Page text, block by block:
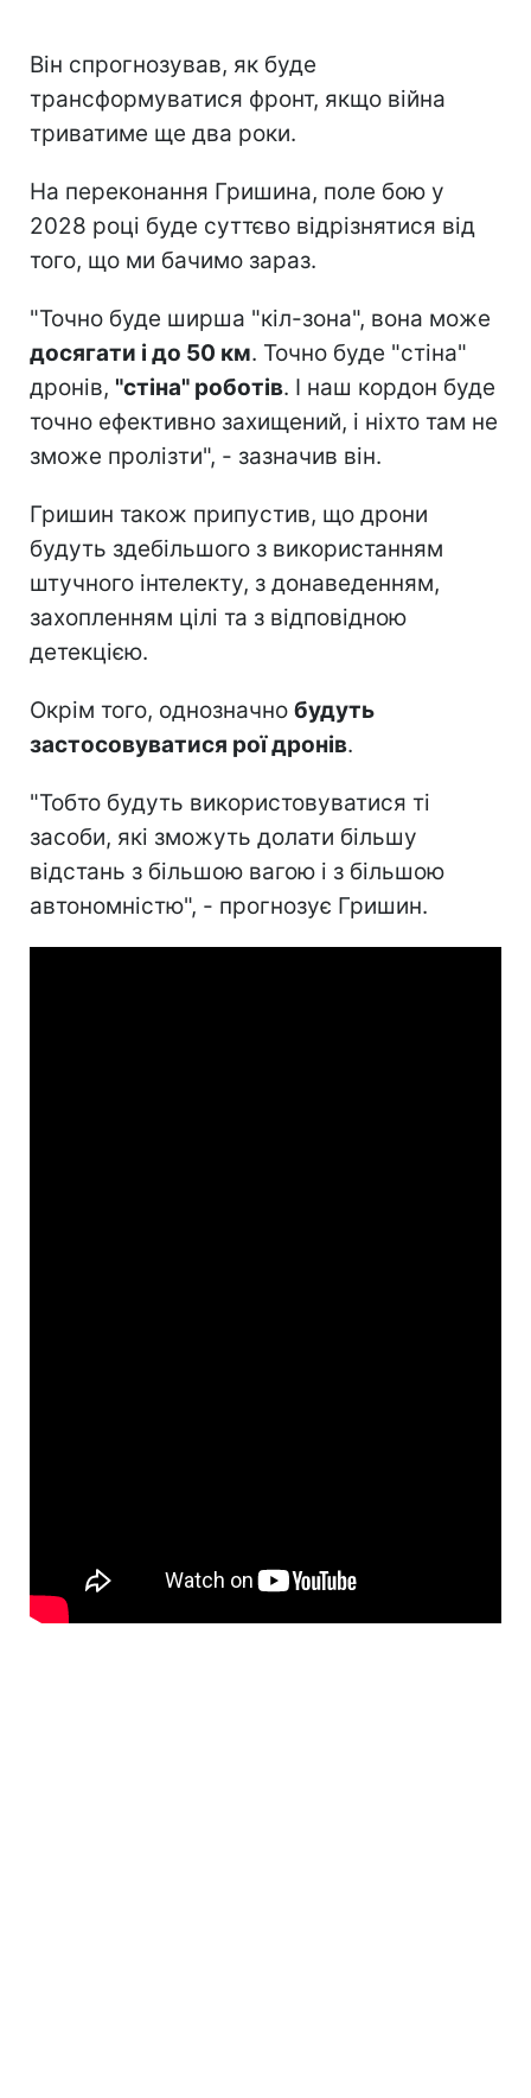
Він спрогнозував, як буде
трансформуватися фронт, якщо війна
триватиме ще два роки.
На переконання Гришина, поле бою у
2028 році буде суттєво відрізнятися від
того, що ми бачимо зараз.
"Точно буде ширша "кіл-зона", вона може
досягати і до 50 км. Точно буде "стіна"
дронів, "стіна" роботів. І наш кордон буде
точно ефективно захищений, і ніхто там не
зможе пролізти", - зазначив він.
Гришин також припустив, що дрони
будуть здебільшого з використанням
штучного інтелекту, з донаведенням,
захопленням цілі та з відповідною
детекцією.
Окрім того, однозначно будуть
застосовуватися рої дронів.
"Тобто будуть використовуватися ті
засоби, які зможуть долати більшу
відстань з більшою вагою і з більшою
автономністю", - прогнозує Гришин.